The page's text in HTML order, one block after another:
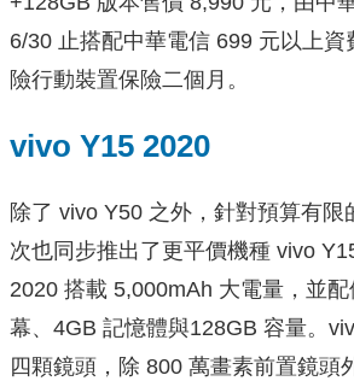
6/30 止搭配中華電信 699 元以上資
險行動裝置保險二個月。
vivo Y15 2020
除了 vivo Y50 之外，針對預算有限
次也同步推出了更平價機種 vivo
2020 搭載 5,000mAh 大電量，並
幕、4GB 記憶體與128GB 容量。
四顆鏡頭，除 800 萬畫素前置鏡頭